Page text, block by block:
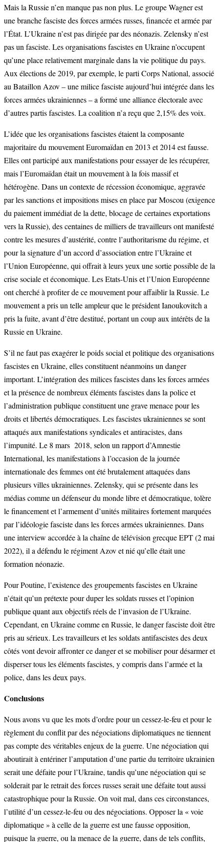
Mais la Russie n’en manque pas non plus. Le groupe Wagner est
une branche fasciste des forces armées russes, financée et armée par
l’État. L’Ukraine n’est pas dirigée par des néonazis. Zelensky n’est
pas un fasciste. Les organisations fascistes en Ukraine n’occupent
qu’une place relativement marginale dans la vie politique du pays.
Aux élections de 2019, par exemple, le parti Corps National, associé
au Bataillon Azov – une milice fasciste aujourd’hui intégrée dans les
forces armées ukrainiennes – a formé une alliance électorale avec
d’autres partis fascistes. La coalition n’a reçu que 2,15% des voix.
L’idée que les organisations fascistes étaient la composante
majoritaire du mouvement Euromaïdan en 2013 et 2014 est fausse.
Elles ont participé aux manifestations pour essayer de les récupérer,
mais l’Euromaïdan était un mouvement à la fois massif et
hétérogène. Dans un contexte de récession économique, aggravée
par les sanctions et impositions mises en place par Moscou (exigence
du paiement immédiat de la dette, blocage de certaines exportations
vers la Russie), des centaines de milliers de travailleurs ont manifesté
contre les mesures d’austérité, contre l’authoritarisme du régime, et
pour la signature d’un accord d’association entre l’Ukraine et
l’Union Européenne, qui offrait à leurs yeux une sortie possible de la
crise sociale et économique. Les Etats-Unis et l’Union Européenne
ont cherché à profiter de ce mouvement pour affaiblir la Russie. Le
mouvement a pris un telle ampleur que le président Ianoukovitch a
pris la fuite, avant d’être destitué, portant un coup aux intérêts de la
Russie en Ukraine.
S’il ne faut pas exagérer le poids social et politique des organisations
fascistes en Ukraine, elles constituent néanmoins un danger
important. L’intégration des milices fascistes dans les forces armées
et la présence de nombreux éléments fascistes dans la police et
l’administration publique constituent une grave menace pour les
droits et libertés démocratiques. Les fascistes ukrainiennes se sont
attaqués aux manifestations syndicales et antiracistes, dans
l’impunité. Le 8 mars 2018, selon un rapport d’Amnestie
International, les manifestations à l’occasion de la journée
internationale des femmes ont été brutalement attaquées dans
plusieurs villes ukrainiennes. Zelensky, qui se présente dans les
médias comme un défenseur du monde libre et démocratique, tolère
le financement et l’armement d’unités militaires fortement marquées
par l’idéologie fasciste dans les forces armées ukrainiennes. Dans
une interview accordée à la chaîne de télévision grecque EPT (2 mai
2022), il a défendu le régiment Azov et nié qu’elle était une
formation néonazie.
Pour Poutine, l’existence des groupements fascistes en Ukraine
n’était qu’un prétexte pour duper les soldats russes et l’opinion
publique quant aux objectifs réels de l’invasion de l’Ukraine.
Cependant, en Ukraine comme en Russie, le danger fasciste doit être
pris au sérieux. Les travailleurs et les soldats antifascistes des deux
côtés vont devoir affronter ce danger et se mobiliser pour désarmer et
disperser tous les éléments fascistes, y compris dans l’armée et la
police, dans les deux pays.
Conclusions
Nous avons vu que les mots d’ordre pour un cessez-le-feu et pour le
règlement du conflit par des négociations diplomatiques ne tiennent
pas compte des véritables enjeux de la guerre. Une négociation qui
aboutirait à entériner l’amputation d’une partie du territoire ukrainien
serait une défaite pour l’Ukraine, tandis qu’une négociation qui se
solderait par le retrait des forces russes serait une défaite tout aussi
catastrophique pour la Russie. On voit mal, dans ces circonstances,
l’utilité d’un cessez-le-feu ou des négociations. Opposer la « voie
diplomatique » à celle de la guerre est une fausse opposition,
puisque la guerre, ou la menace de la guerre, dans de tels conflits,